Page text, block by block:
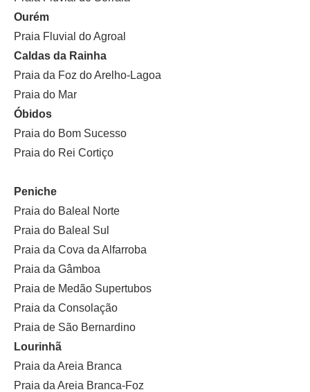
Ourém
Praia Fluvial do Agroal
Caldas da Rainha
Praia da Foz do Arelho-Lagoa
Praia do Mar
Óbidos
Praia do Bom Sucesso
Praia do Rei Cortiço
Peniche
Praia do Baleal Norte
Praia do Baleal Sul
Praia da Cova da Alfarroba
Praia da Gâmboa
Praia de Medão Supertubos
Praia da Consolação
Praia de São Bernardino
Lourinhã
Praia da Areia Branca
Praia da Areia Branca-Foz